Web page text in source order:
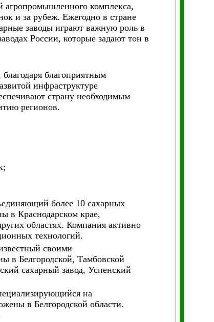
комплекса,
и за рубеж. Ежегодно в стране
заводы играют важную роль в
России, которые задают тон в
благоприятным
инфраструктуре
страну необходимым
регионов.
более 10 сахарных
в Краснодарском крае,
областях. Компания активно
технологий.
своими
в Белгородской, Тамбовской
сахарный завод, Успенский
на
в Белгородской области.